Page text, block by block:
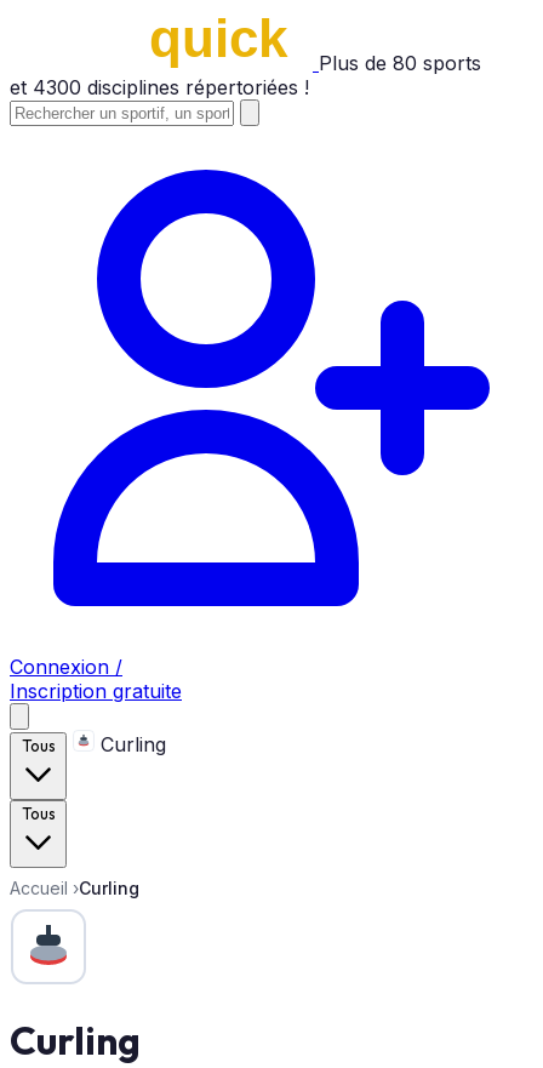
Plus de 80 sports
et 4300 disciplines répertoriées !
Connexion /
Inscription gratuite
Tous Curling
Tous
Accueil ›Curling
Curling